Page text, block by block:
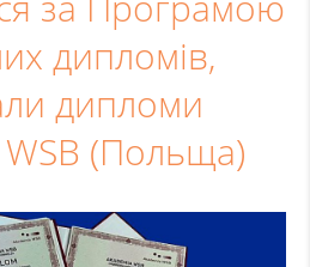
дипломів,
дипломи
(Польща)